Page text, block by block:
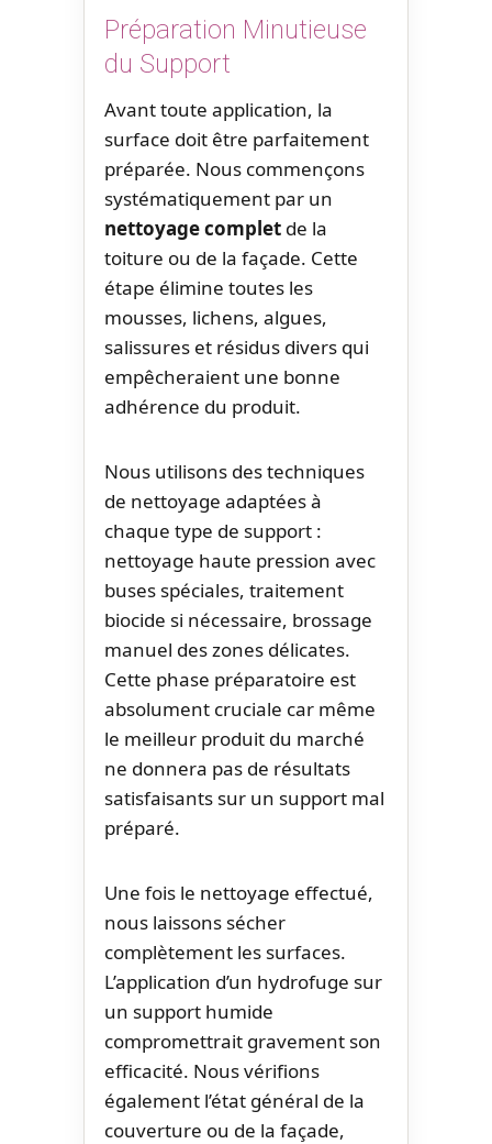
Préparation Minutieuse
du Support
Avant toute application, la
surface doit être parfaitement
préparée. Nous commençons
systématiquement par un
nettoyage complet de la
toiture ou de la façade. Cette
étape élimine toutes les
mousses, lichens, algues,
salissures et résidus divers qui
empêcheraient une bonne
adhérence du produit.
Nous utilisons des techniques
de nettoyage adaptées à
chaque type de support :
nettoyage haute pression avec
buses spéciales, traitement
biocide si nécessaire, brossage
manuel des zones délicates.
Cette phase préparatoire est
absolument cruciale car même
le meilleur produit du marché
ne donnera pas de résultats
satisfaisants sur un support mal
préparé.
Une fois le nettoyage effectué,
nous laissons sécher
complètement les surfaces.
L’application d’un hydrofuge sur
un support humide
compromettrait gravement son
efficacité. Nous vérifions
également l’état général de la
couverture ou de la façade,